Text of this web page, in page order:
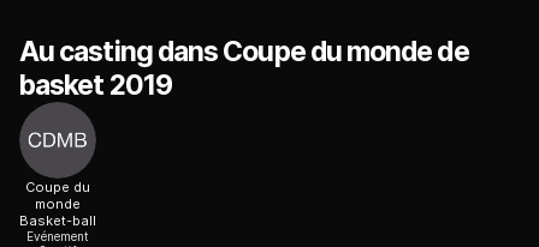
Au casting dans Coupe du monde de
basket 2019
Coupe du
monde
Basket-ball
Evénement